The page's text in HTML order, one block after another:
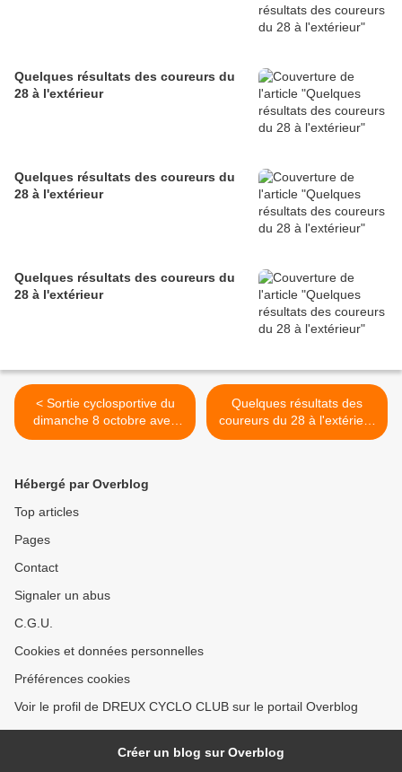
Quelques résultats des coureurs du
28 à l'extérieur
Quelques résultats des coureurs du
28 à l'extérieur
Quelques résultats des coureurs du
28 à l'extérieur
< Sortie cyclosportive du
dimanche 8 octobre avec
un beau peloton
Quelques résultats des
coureurs du 28 à l'extérieur
>
Hébergé par Overblog
Top articles
Pages
Contact
Signaler un abus
C.G.U.
Cookies et données personnelles
Préférences cookies
Voir le profil de DREUX CYCLO CLUB sur le portail Overblog
Créer un blog sur Overblog